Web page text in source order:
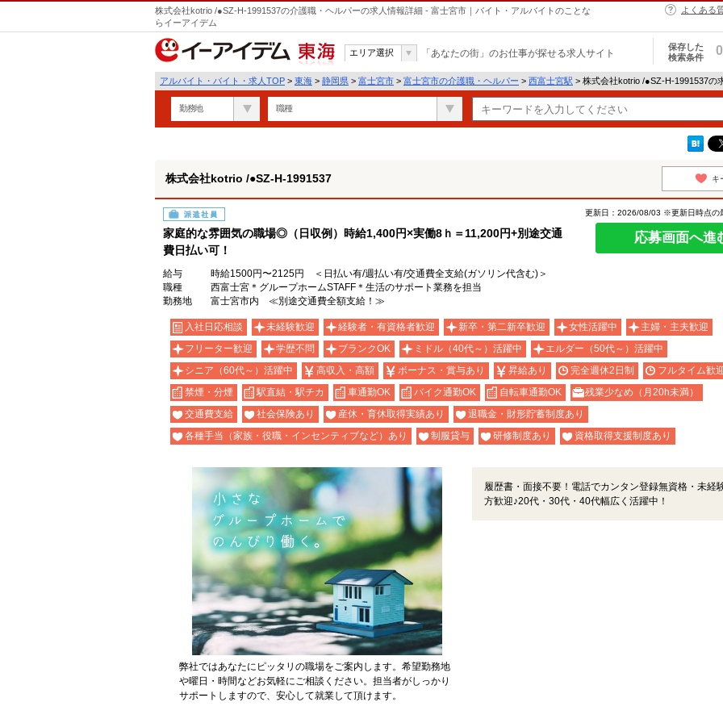
株式会社kotrio /●SZ-H-1991537の介護職・ヘルパーの求人情報詳細 - 富士宮市｜バイト・アルバイトのことな
らイーアイデム
よくある
東海
エリア選択 「あなたの街」のお仕事が探せる求人サイト
保存した
検索条件
0
アルバイト・バイト・求人TOP > 東海 > 静岡県 > 富士宮市 > 富士宮市の介護職・ヘルパー > 西富士宮駅 > 株式会社kotrio /●SZ-H-1991537の
勤務地 職種
株式会社kotrio /●SZ-H-1991537 キ
派遣社員
家庭的な雰囲気の職場◎（日収例）時給1,400円×実働8ｈ＝11,200円+別途交通
費日払い可！
更新日：2026/08/03 ※更新日時点の
応募画面へ進
給与
時給1500円〜2125円 ＜日払い有/週払い有/交通費全支給(ガソリン代含む)＞
職種
西富士宮＊グループホームSTAFF＊生活のサポート業務を担当
勤務地
富士宮市内 ≪別途交通費全額支給！≫
入社日応相談 未経験歓迎 経験者・有資格者歓迎 新卒・第二新卒歓迎 女性活躍中
主婦・主夫歓迎
フリーター歓迎
学歴不問 ブランクOK ミドル（40代～）活躍中
エルダー（50代～）活躍中
シニア（60代～）活躍中
高収入・高額 ボーナス・賞与あり 昇給あり 完全週休2日制
フルタイム歓
禁煙・分煙
駅直結・駅チカ 車通勤OK バイク通勤OK 自転車通勤OK
残業少なめ（月20h未満）
交通費支給
社会保険あり 産休・育休取得実績あり
退職金・財形貯蓄制度あり
各種手当（家族・役職・インセンティブなど）あり
制服貸与 研修制度あり 資格取得支援制度あり
弊社ではあなたにピッタリの職場をご案内します。希望勤務地
や曜日・時間などお気軽にご相談ください。担当者がしっかり
サポートしますので、安心して就業して頂けます。
履歴書・面接不要！電話でカンタン登録無資格・未経
方歓迎♪20代・30代・40代幅広く活躍中！